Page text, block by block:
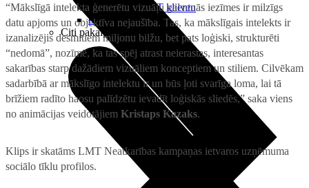
Kā kļūt par LMT klientu
eSIM tehnoloģija
Citi pakalpojumi
“Mākslīgā intelekta ģenerētu vizuāļu galvenās iezīmes ir milzīgs
datu apjoms un objektīva nejaušība. Tas, ka mākslīgais intelekts ir
izanalizējis desmitiem miljonu bilžu, bet pats loģiski, strukturēti
“nedomā”, nozīmē, ka tas spēj atrast neierastas, interesantas
sakarības starp dažādiem vizuāliem konceptiem un stiliem. Cilvēkam
sadarbībā ar mākslīgo intelektu ir un būs ļoti svarīga loma, lai tā
brīžiem radīto haosu palīdzētu ievadīt loģiskās sliedēs,” saka viens
no animācijas veidotājiem Kristaps Kazaks.
Klips ir skatāms LMT Neatkarības kampaņas ietvaros uzņēmuma
sociālo tīklu profilos.